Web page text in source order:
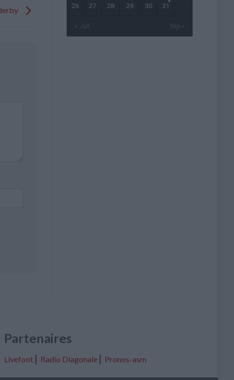
« Juil Sep »
26 27 28 29 30 31
Partenaires
Livefoot⎢ Radio Diagonale⎢ Pronos-asm